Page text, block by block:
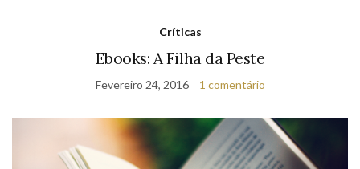
Críticas
Ebooks: A Filha da Peste
Fevereiro 24, 2016 1 comentário